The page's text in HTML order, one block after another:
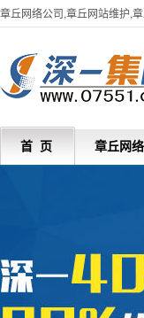
章丘网络公司,章丘网站维护,
首 页 章丘网